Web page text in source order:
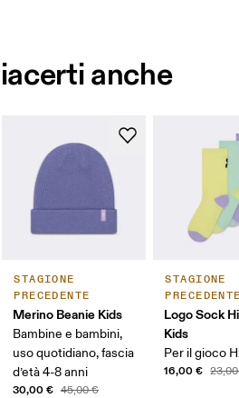
anche
STAGIONE
PRECEDENTE
Merino Beanie Kids
Bambine e bambini,
uso quotidiano, fascia
d’età 4-8 anni
30,00 € 45,00 €
STAGIONE
Logo Sock
Kids
Per il gioco
16,00 €